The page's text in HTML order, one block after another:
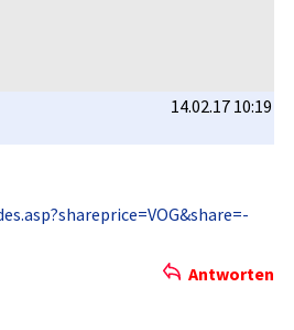
14.02.17 10:19
Antworten